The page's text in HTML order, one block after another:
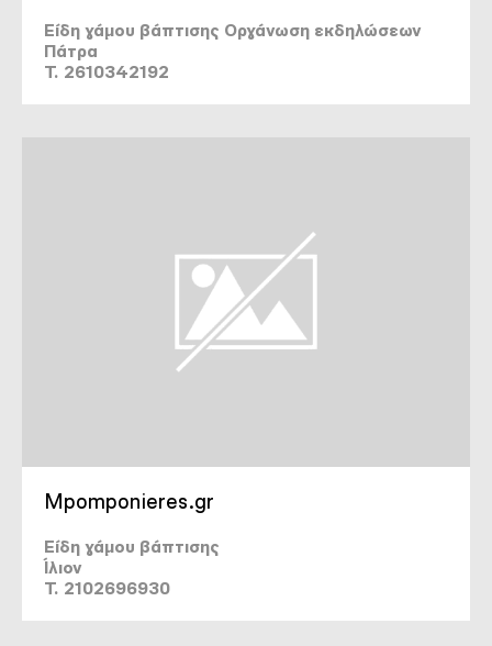
Είδη γάμου βάπτισης Οργάνωση εκδηλώσεων
Πάτρα
T. 2610342192
Mpomponieres.gr
Είδη γάμου βάπτισης
Ίλιον
T. 2102696930